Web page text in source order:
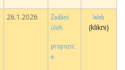
26.1.2026
Zadání
úloh
propozic
e
Web
(klikni)